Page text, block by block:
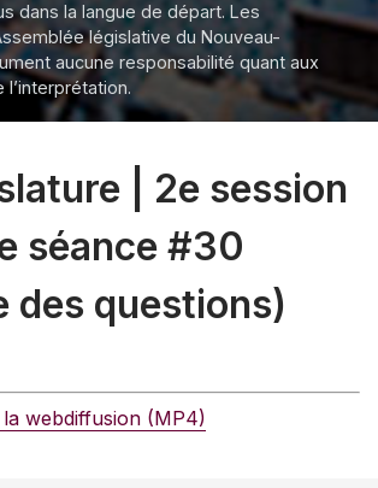
dans la langue de départ. Les
législative du Nouveau-
aucune responsabilité quant aux
| 2e session
séance #30
des questions)
webdiffusion (MP4)